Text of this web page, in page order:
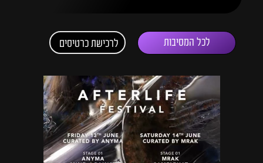
לכל המסיבות לרכישת כרטיסים